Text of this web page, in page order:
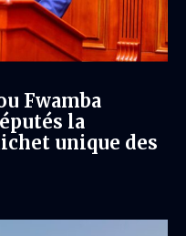
Fwamba
la
unique des